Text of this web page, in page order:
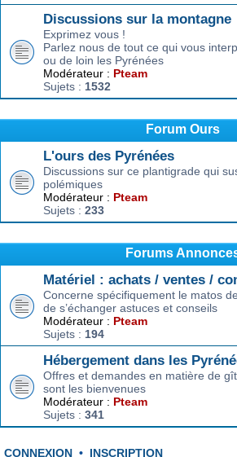
Discussions sur la montagne
Exprimez vous !
Parlez nous de tout ce qui vous
ou de loin les Pyrénées
Modérateur : Pteam
Sujets : 1532
Forum Ours
L'ours des Pyrénées
Discussions sur ce plantigrade qui
polémiques
Modérateur : Pteam
Sujets : 233
Forums
Matériel : achats / ventes /
Concerne spécifiquement le matos
de s’échanger astuces et conseils
Modérateur : Pteam
Sujets : 194
Hébergement dans les
Offres et demandes en matière de
sont les bienvenues
Modérateur : Pteam
Sujets : 341
CONNEXION • INSCRIPTION